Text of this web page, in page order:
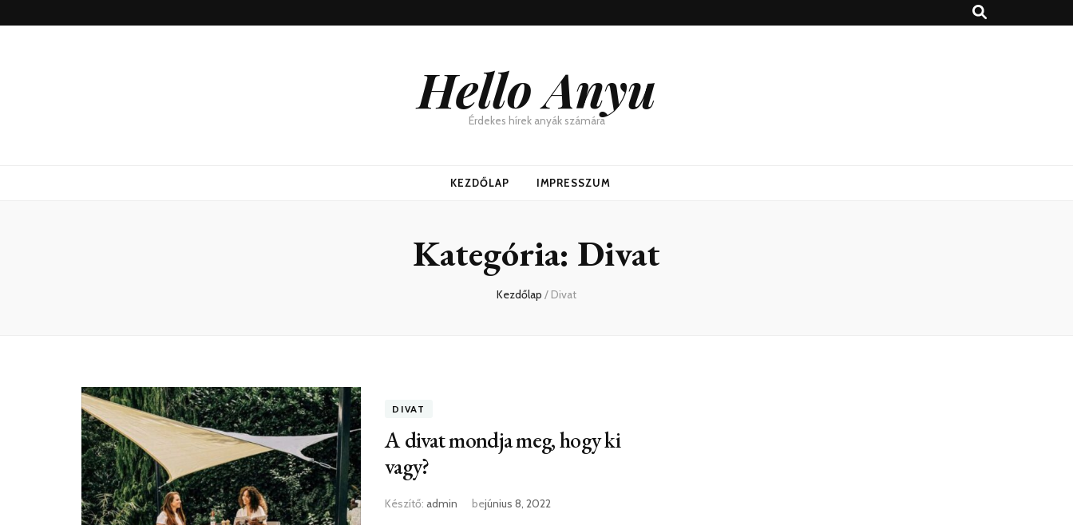
Hello Anyu
Érdekes hírek anyák számára
KEZDŐLAP IMPRESSZUM
Kategória: Divat
Kezdőlap / Divat
DIVAT
A divat mondja meg, hogy ki
vagy?
Készítő: admin bejúnius 8, 2022